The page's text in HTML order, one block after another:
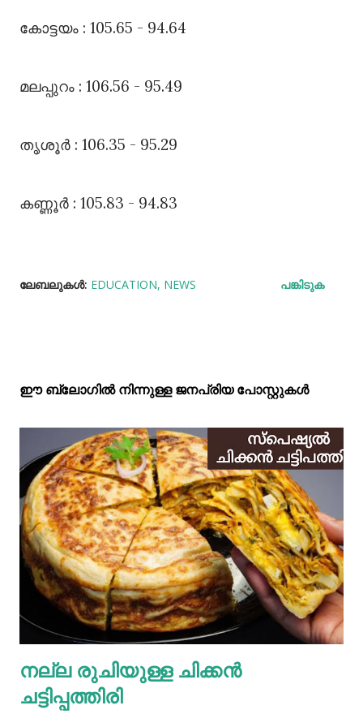
കോട്ടയം : 105.65 - 94.64
മലപ്പുറം : 106.56 - 95.49
തൃശൂർ : 106.35 - 95.29
കണ്ണൂർ : 105.83 - 94.83
ലേബലുകള്‍: EDUCATION NEWS പങ്കിടുക
ഈ ബ്ലോഗിൽ നിന്നുള്ള ജനപ്രിയ പോസ്റ്റുകള്‍‌
നല്ല രുചിയുള്ള ചിക്കൻ
ചട്ടിപ്പത്തിരി